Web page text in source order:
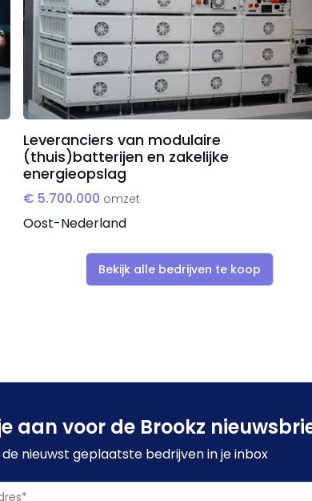
Leveranciers van modulaire
(thuis)batterijen en zakelijke
energieopslag
€ 5.700.000 omzet
Oost-Nederland
Bekijk alle bedrijven te koop
aan voor de Brookz
nieuwst geplaatste bedrijven in je inbox